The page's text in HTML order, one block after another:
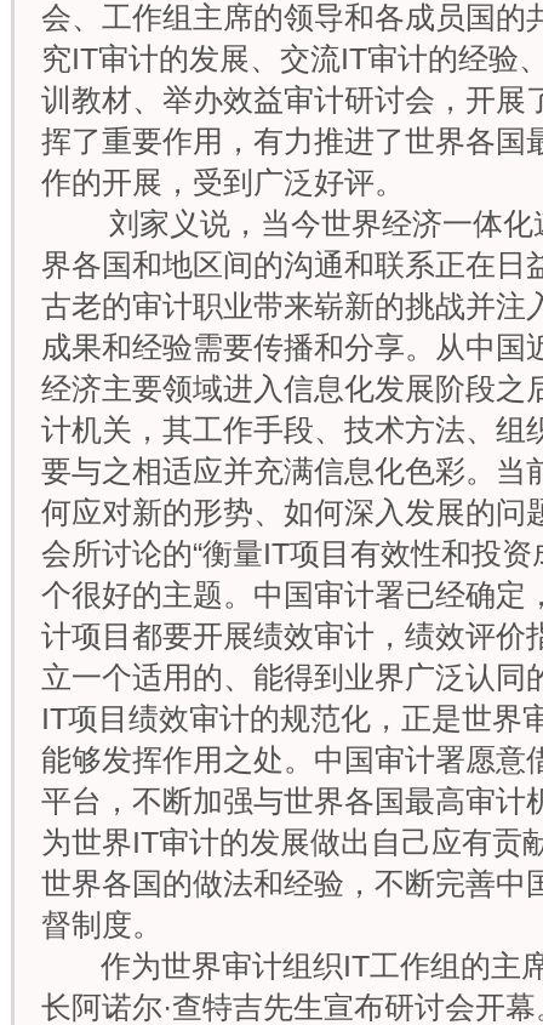
会、工作组主席的领导和各成员国的
究IT审计的发展、交流IT审计的经验
训教材、举办效益审计研讨会，开展
挥了重要作用，有力推进了世界各国
作的开展，受到广泛好评。
刘家义说，当今世界经济一体化
界各国和地区间的沟通和联系正在日
古老的审计职业带来崭新的挑战并注
成果和经验需要传播和分享。从中国
经济主要领域进入信息化发展阶段之
计机关，其工作手段、技术方法、组
要与之相适应并充满信息化色彩。当
何应对新的形势、如何深入发展的问
会所讨论的“衡量IT项目有效性和投
个很好的主题。中国审计署已经确定
计项目都要开展绩效审计，绩效评价
立一个适用的、能得到业界广泛认同
IT项目绩效审计的规范化，正是世界
能够发挥作用之处。中国审计署愿意
平台，不断加强与世界各国最高审计
为世界IT审计的发展做出自己应有贡
世界各国的做法和经验，不断完善中
督制度。
作为世界审计组织IT工作组的主
长阿诺尔·查特吉先生宣布研讨会开